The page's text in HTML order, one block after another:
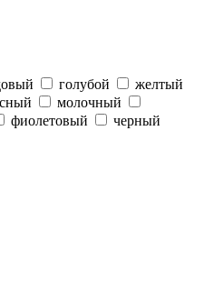
голубой
желтый
молочный
фиолетовый
черный